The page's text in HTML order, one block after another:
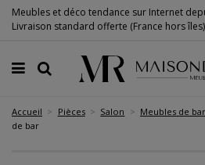
Meubles et déco tendance sur Internet
Livraison standard offerte (France hors
Accueil Pièces Salon Meubles de bar
de bar